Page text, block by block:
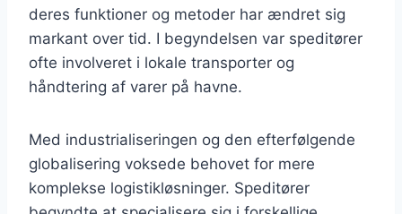
deres funktioner og metoder har ændret sig
markant over tid. I begyndelsen var speditører
ofte involveret i lokale transporter og
håndtering af varer på havne.
Med industrialiseringen og den efterfølgende
globalisering voksede behovet for mere
komplekse logistikløsninger. Speditører